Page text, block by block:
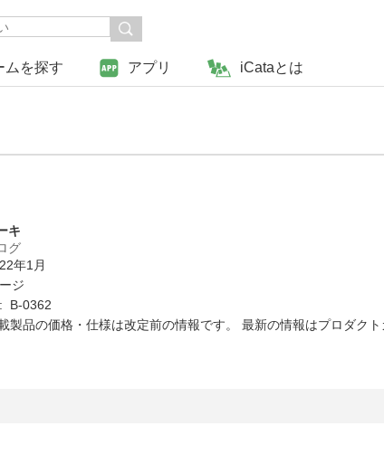
ムを探す アプリ iCataとは
キ
グ
年1月
ジ
B-0362
製品の価格・仕様は改定前の情報です。 最新の情報はプロダクト